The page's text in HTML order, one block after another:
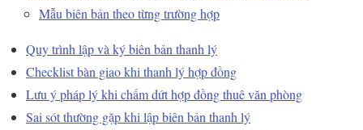
Mẫu biên bản theo từng trường hợp
Quy trình lập và ký biên bản thanh lý
Checklist bàn giao khi thanh lý hợp đồng
Lưu ý pháp lý khi chấm dứt hợp đồng thuê văn phòng
Sai sót thường gặp khi lập biên bản thanh lý